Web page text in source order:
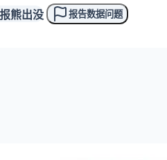
熊出没 报告数据问题